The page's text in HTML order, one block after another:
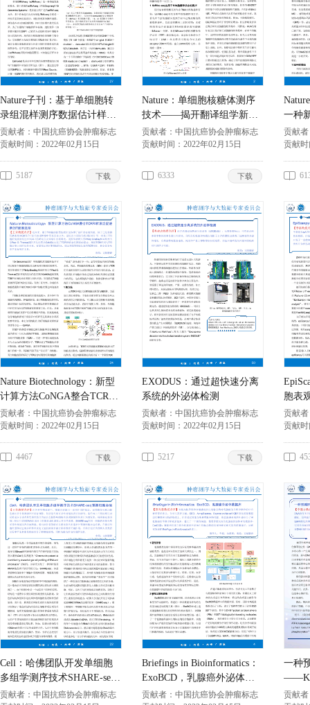
Nature子刊：基于单细胞转
录组混样测序数据估计样本
来源
贡献者： 中国抗癌协会肿瘤标志
专业委员会
贡献时间： 2022年02月15日
5187 下载
Nature：单细胞核糖体测序
技术——揭开翻译组学新篇
章
贡献者： 中国抗癌协会肿瘤标志
专业委员会
贡献时间： 2022年02月15日
6333 下载
一种
学分
贡献
专业
贡献
Nature Biotechnology：新型
计算方法CoNGA整合TCR和
转录组促进 新的T细胞亚型
贡献者： 中国抗癌协会肿瘤标志
专业委员会
贡献时间： 2022年02月15日
4467 下载
EXODUS：通过超快速分离
系统的外泌体检测
贡献者： 中国抗癌协会肿瘤标志
专业委员会
贡献时间： 2022年02月15日
5217 下载
胞表
贡献
专业
贡献
Cell：哈佛团队开发单细胞
多组学测序技术SHARE-seq
预测细胞命运
贡献者： 中国抗癌协会肿瘤标志
Briefings in Bioinformatics：
ExoBCD，乳腺癌外泌体数
据库
贡献者： 中国抗癌协会肿瘤标志
一种
贡献